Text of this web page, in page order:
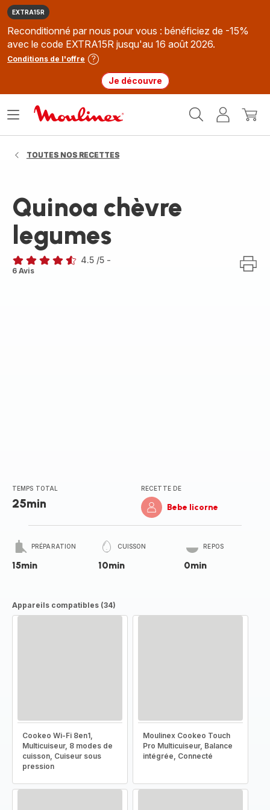
EXTRA15R
Reconditionné par nous pour vous : bénéficiez de -15%
avec le code EXTRA15R jusqu'au 16 août 2026.
Conditions de l'offre
Je découvre
MonMon
Ouvrir
TOUTES NOS RECETTES
Quinoa chèvre
legumes
ratings.4.5
4.5 /5 -
6 Avis
TEMPS TOTAL
25min
RECETTE DE
Bebe licorne
PRÉPARATION
15min
CUISSON
10min
REPOS
0min
Appareils compatibles (34)
Cookeo Wi-Fi 8en1,
Multicuiseur, 8 modes de
cuisson, Cuiseur sous
pression
Moulinex Cookeo Touch
Pro Multicuiseur, Balance
intégrée, Connecté